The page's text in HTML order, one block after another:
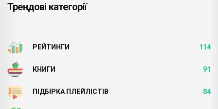
Трендові категорії
РЕЙТИНГИ 114
КНИГИ 91
ПІДБІРКА ПЛЕЙЛІСТІВ 84